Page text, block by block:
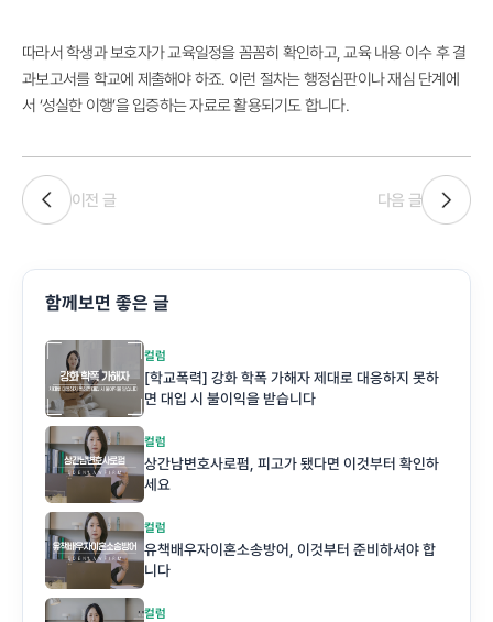
따라서 학생과 보호자가 교육일정을 꼼꼼히 확인하고, 교육 내용 이수 후 결
과보고서를 학교에 제출해야 하죠. 이런 절차는 행정심판이나 재심 단계에
서 ‘성실한 이행’을 입증하는 자료로 활용되기도 합니다.
이전 글 다음 글
함께보면 좋은 글
컬럼
[학교폭력] 강화 학폭 가해자 제대로 대응하지 못하
면 대입 시 불이익을 받습니다
컬럼
상간남변호사로펌, 피고가 됐다면 이것부터 확인하
세요
컬럼
유책배우자이혼소송방어, 이것부터 준비하셔야 합
니다
컬럼